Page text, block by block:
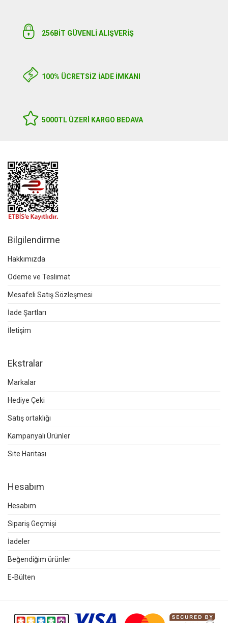
256BIT GÜVENLİ ALIŞVERİŞ
100% ÜCRETSİZ İADE İMKANI
5000TL ÜZERI KARGO BEDAVA
Bilgilendirme
Hakkımızda
Ödeme ve Teslimat
Mesafeli Satış Sözleşmesi
İade Şartları
İletişim
Ekstralar
Markalar
Hediye Çeki
Satış ortaklığı
Kampanyalı Ürünler
Site Haritası
Hesabım
Hesabım
Sipariş Geçmişi
İadeler
Beğendiğim ürünler
E-Bülten